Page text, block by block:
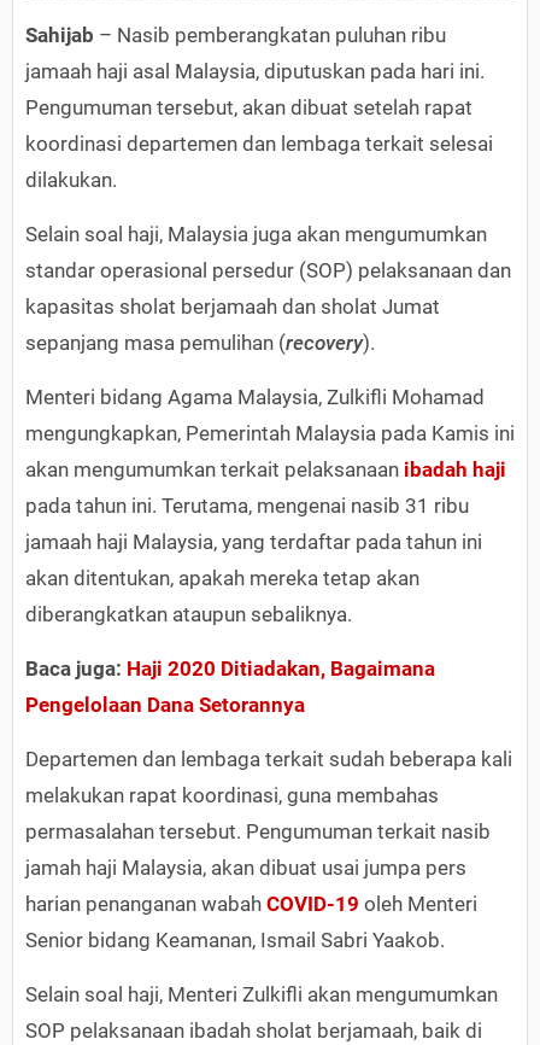
Sahijab – Nasib pemberangkatan puluhan ribu
jamaah haji asal Malaysia, diputuskan pada hari ini.
Pengumuman tersebut, akan dibuat setelah rapat
koordinasi departemen dan lembaga terkait selesai
dilakukan.
Selain soal haji, Malaysia juga akan mengumumkan
standar operasional persedur (SOP) pelaksanaan dan
kapasitas sholat berjamaah dan sholat Jumat
sepanjang masa pemulihan (recovery).
Menteri bidang Agama Malaysia, Zulkifli Mohamad
mengungkapkan, Pemerintah Malaysia pada Kamis ini
akan mengumumkan terkait pelaksanaan ibadah haji
pada tahun ini. Terutama, mengenai nasib 31 ribu
jamaah haji Malaysia, yang terdaftar pada tahun ini
akan ditentukan, apakah mereka tetap akan
diberangkatkan ataupun sebaliknya.
Baca juga: Haji 2020 Ditiadakan, Bagaimana
Pengelolaan Dana Setorannya
Departemen dan lembaga terkait sudah beberapa kali
melakukan rapat koordinasi, guna membahas
permasalahan tersebut. Pengumuman terkait nasib
jamah haji Malaysia, akan dibuat usai jumpa pers
harian penanganan wabah COVID-19 oleh Menteri
Senior bidang Keamanan, Ismail Sabri Yaakob.
Selain soal haji, Menteri Zulkifli akan mengumumkan
SOP pelaksanaan ibadah sholat berjamaah, baik di